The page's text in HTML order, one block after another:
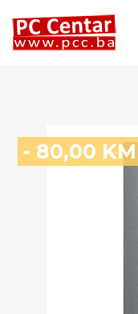
- 80,00 KM